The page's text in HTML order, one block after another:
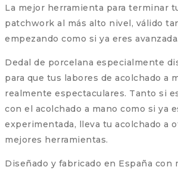
La mejor herramienta para terminar
patchwork al más alto nivel, válido
empezando como si ya eres avanzada.
Dedal de porcelana especialmente
para que tus labores de acolchado a
realmente espectaculares. Tanto si
con el acolchado a mano como si ya
experimentada, lleva tu acolchado a
mejores herramientas.
Diseñado y fabricado en España con